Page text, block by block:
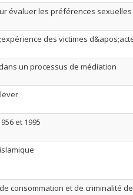
évaluer les préférences sexuelles
des victimes
un processus de médiation
et 1995
consommation et de criminalité de